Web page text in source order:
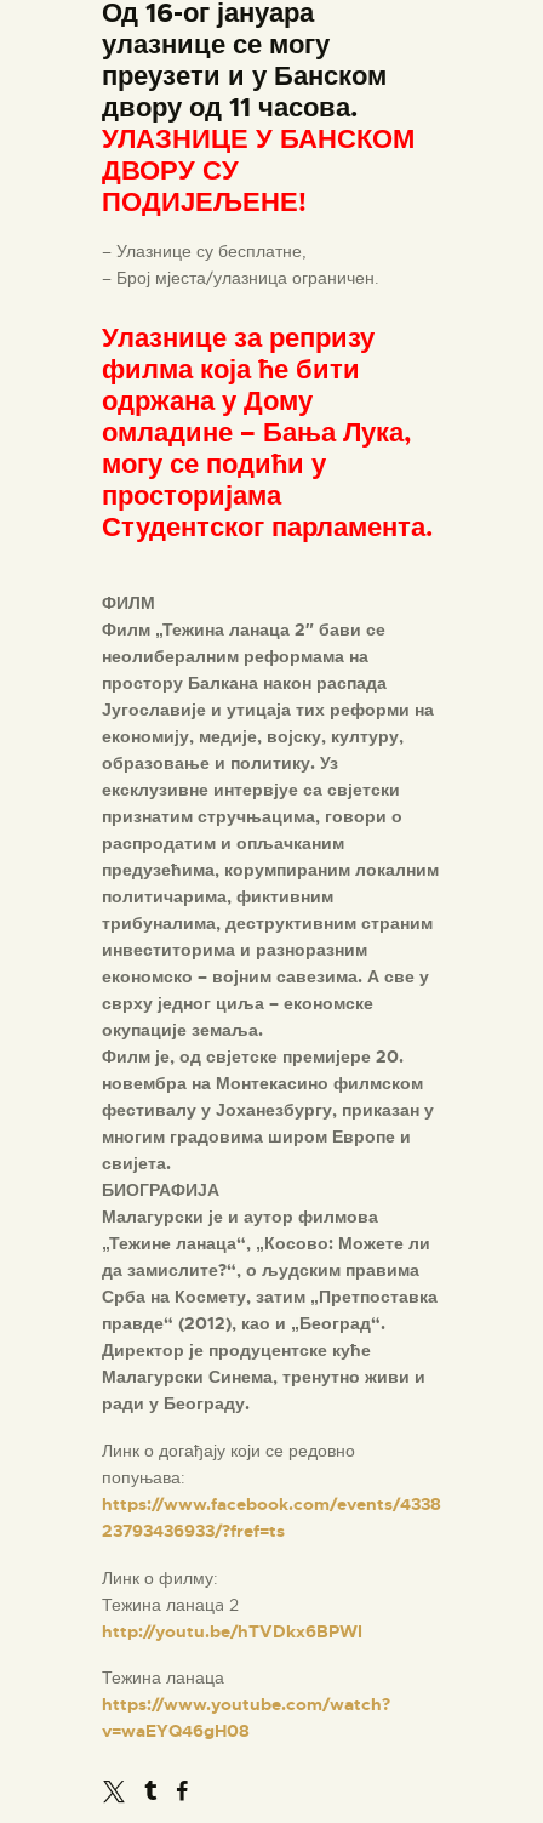
Од 16-ог јануара
улазнице се могу
преузети и у Банском
двору од 11 часова.
УЛАЗНИЦЕ У БАНСКОМ
ДВОРУ СУ
ПОДИЈЕЉЕНЕ!
– Улазнице су бесплатне,
– Број мјеста/улазница ограничен.
Улазнице за репризу
филма која ће бити
одржана у Дому
омладине – Бања Лука,
могу се подићи у
просторијама
Студентског парламента.
ФИЛМ
Филм „Тежина ланаца 2″ бави се
неолибералним реформама на
простору Балкана након распада
Југославије и утицаја тих реформи на
економију, медије, војску, културу,
образовање и политику. Уз
ексклузивне интервјуе са свјетски
признатим стручњацима, говори о
распродатим и опљачканим
предузећима, корумпираним локалним
политичарима, фиктивним
трибуналима, деструктивним страним
инвеститорима и разноразним
економско – војним савезима. А све у
сврху једног циља – економске
окупације земаља.
Филм је, од свјетске премијере 20.
новембра на Монтекасино филмском
фестивалу у Јоханезбургу, приказан у
многим градовима широм Европе и
свијета.
БИОГРАФИЈА
Малагурски је и аутор филмова
„Тежине ланаца“, „Косово: Можете ли
да замислите?“, о људским правима
Срба на Космету, затим „Претпоставка
правде“ (2012), као и „Београд“.
Директор је продуцентске куће
Малагурски Синема, тренутно живи и
ради у Београду.
Линк о догађају који се редовно
попуњава:
https://www.facebook.com/events/4338
23793436933/?fref=ts
Линк о филму:
Тежина ланацa 2
http://youtu.be/hTVDkx6BPWI
Тежина ланаца
https://www.youtube.com/watch?
v=waEYQ46gH08